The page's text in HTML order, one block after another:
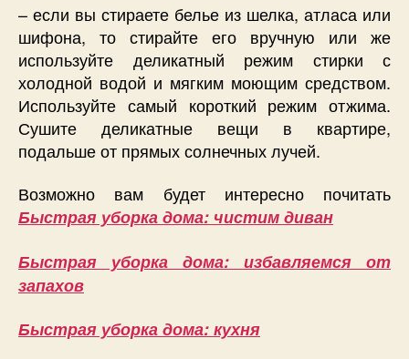
– если вы стираете белье из шелка, атласа или
шифона, то стирайте его вручную или же
используйте деликатный режим стирки с
холодной водой и мягким моющим средством.
Используйте самый короткий режим отжима.
Сушите деликатные вещи в квартире,
подальше от прямых солнечных лучей.
Возможно вам будет интересно почитать
Быстрая уборка дома: чистим диван
Быстрая уборка дома: избавляемся от
запахов
Быстрая уборка дома: кухня